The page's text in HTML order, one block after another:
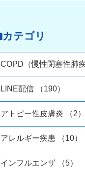
カテゴリ
COPD（慢性閉塞性肺
LINE配信 （190）
アトピー性皮膚炎 （2）
アレルギー疾患 （10）
インフルエンザ （5）